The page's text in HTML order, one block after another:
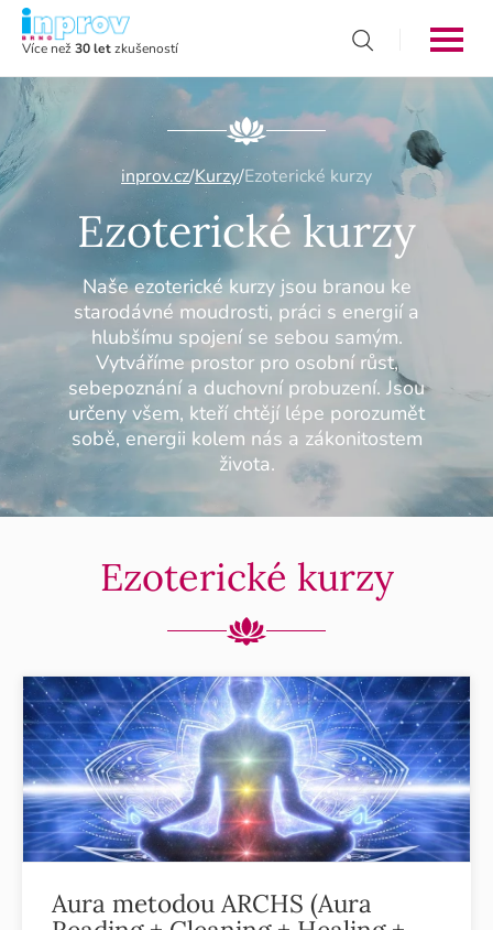
Více než30 letzkušeností
inprov.cz/Kurzy/Ezoterické kurzy
Ezoterické kurzy
Naše ezoterické kurzy jsou branou ke
starodávné moudrosti, práci s energií a
hlubšímu spojení se sebou samým.
Vytváříme prostor pro osobní růst,
sebepoznání a duchovní probuzení. Jsou
určeny všem, kteří chtějí lépe porozumět
sobě, energii kolem nás a zákonitostem
života.
Ezoterické kurzy
Aura metodou ARCHS (Aura